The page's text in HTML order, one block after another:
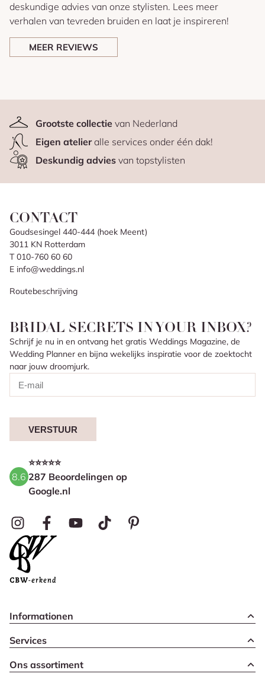
deskundige advies van onze stylisten. Lees meer
verhalen van tevreden bruiden en laat je inspireren!
MEER REVIEWS
Grootste collectievan Nederland
Eigen atelieralle services onder één dak!
Deskundig adviesvan topstylisten
CONTACT
Goudsesingel 440-444 (hoek Meent)
3011 KN Rotterdam
T 010-760 60 60
E info@weddings.nl
Routebeschrijving
BRIDAL SECRETS IN YOUR INBOX?
Schrijf je nu in en ontvang het gratis Weddings Magazine, de
Wedding Planner en bijna wekelijks inspiratie voor de zoektocht
naar jouw droomjurk.
VERSTUUR
8.6
⭐⭐⭐⭐⭐
287 Beoordelingen op
Google.nl
Informationen
Services
Ons assortiment